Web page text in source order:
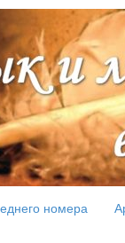
номера